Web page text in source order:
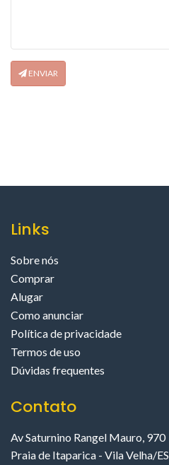
ENVIAR
Links
Sobre nós
Comprar
Alugar
Como anunciar
Política de privacidade
Termos de uso
Dúvidas frequentes
Contato
Av Saturnino Rangel Mauro, 970
Praia de Itaparica - Vila Velha/ES